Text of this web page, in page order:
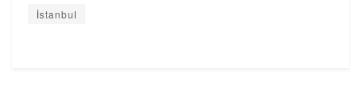
İstanbul